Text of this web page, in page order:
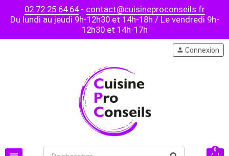
02 72 25 64 64- contact@cuisineproconseils.fr
Du lundi au jeudi 9h-12h30 et 14h-18h / Le vendredi 9h-
12h30 et 14h-17h
person Connexion
0